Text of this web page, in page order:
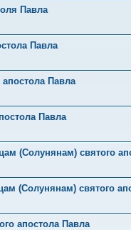
Павла
Павла
Павла
Павла
(Солунянам) святого
(Солунянам) святого
апостола Павла